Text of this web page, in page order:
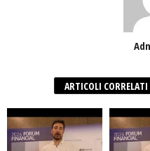
ARTICOLI CORRELATI